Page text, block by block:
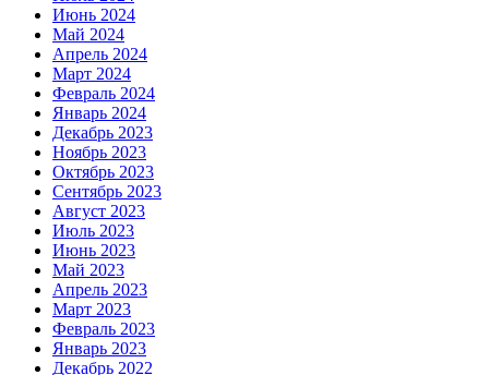
Июнь 2024
Май 2024
Апрель 2024
Март 2024
Февраль 2024
Январь 2024
Декабрь 2023
Ноябрь 2023
Октябрь 2023
Сентябрь 2023
Август 2023
Июль 2023
Июнь 2023
Май 2023
Апрель 2023
Март 2023
Февраль 2023
Январь 2023
Декабрь 2022